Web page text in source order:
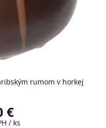
rumom v horkej
€
/ ks